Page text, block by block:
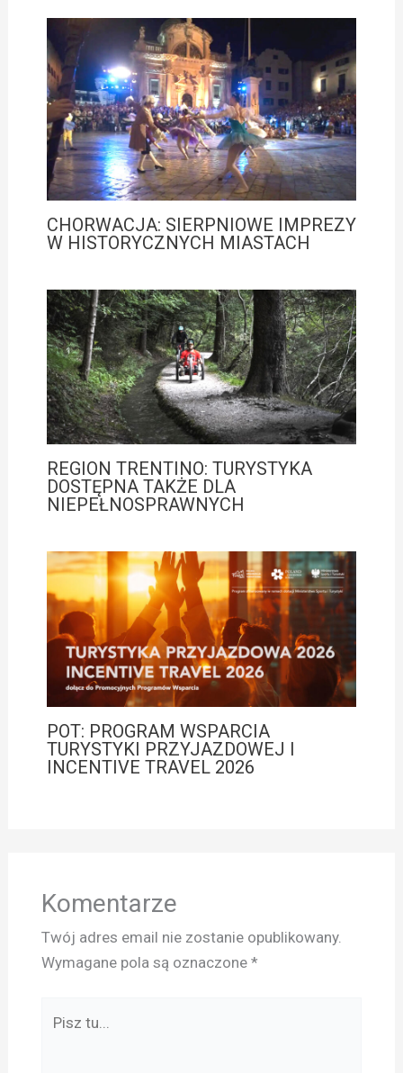
CHORWACJA: SIERPNIOWE IMPREZY
W HISTORYCZNYCH MIASTACH
REGION TRENTINO: TURYSTYKA
DOSTĘPNA TAKŻE DLA
NIEPEŁNOSPRAWNYCH
POT: PROGRAM WSPARCIA
TURYSTYKI PRZYJAZDOWEJ I
INCENTIVE TRAVEL 2026
Komentarze
Twój adres email nie zostanie opublikowany.
Wymagane pola są oznaczone *